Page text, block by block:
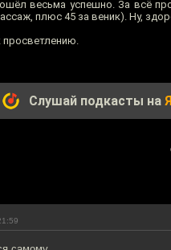
весьма успешно. За всё
плюс 45 за веник). Ну,
Слушай подкасты на